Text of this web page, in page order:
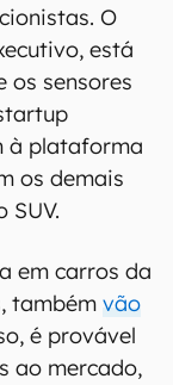
O
está
os sensores
à plataforma
os demais
SUV.
em carros da
também vão
é provável
ao mercado,